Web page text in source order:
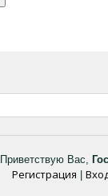
Приветствую Вас,
Регистрация